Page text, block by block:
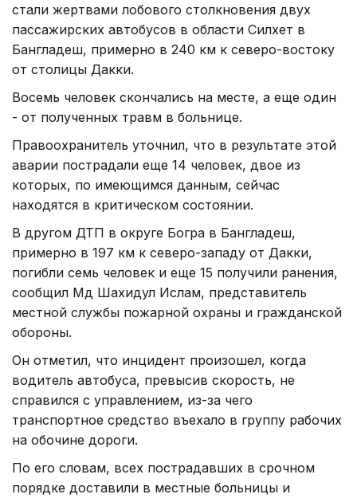
стали жертвами лобового столкновения двух
пассажирских автобусов в области Силхет в
Бангладеш, примерно в 240 км к северо-востоку
от столицы Дакки.
Восемь человек скончались на месте, а еще один
- от полученных травм в больнице.
Правоохранитель уточнил, что в результате этой
аварии пострадали еще 14 человек, двое из
которых, по имеющимся данным, сейчас
находятся в критическом состоянии.
В другом ДТП в округе Богра в Бангладеш,
примерно в 197 км к северо-западу от Дакки,
погибли семь человек и еще 15 получили ранения,
сообщил Мд Шахидул Ислам, представитель
местной службы пожарной охраны и гражданской
обороны.
Он отметил, что инцидент произошел, когда
водитель автобуса, превысив скорость, не
справился с управлением, из-за чего
транспортное средство въехало в группу рабочих
на обочине дороги.
По его словам, всех пострадавших в срочном
порядке доставили в местные больницы и